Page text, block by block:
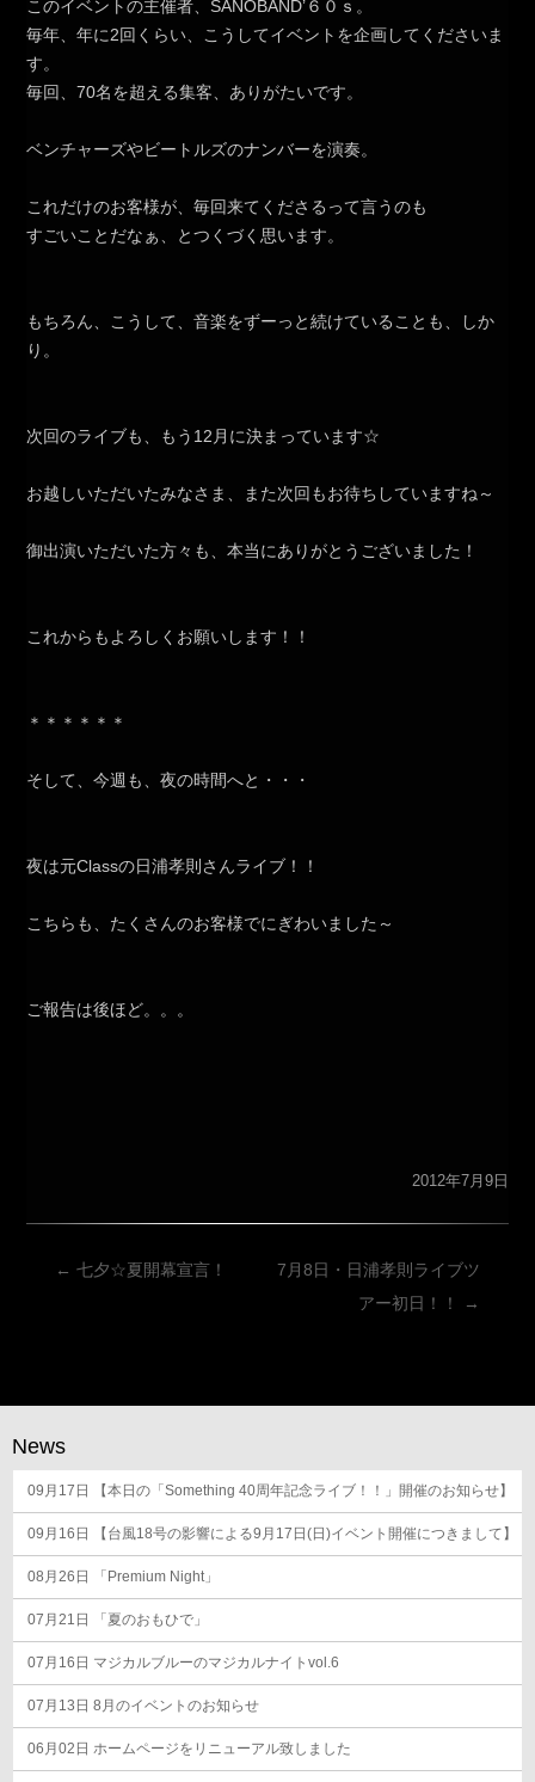
このイベントの主催者、SANOBAND’６０ｓ。
毎年、年に2回くらい、こうしてイベントを企画してくださいま
す。
毎回、70名を超える集客、ありがたいです。
ベンチャーズやビートルズのナンバーを演奏。
これだけのお客様が、毎回来てくださるって言うのも
すごいことだなぁ、とつくづく思います。
もちろん、こうして、音楽をずーっと続けていることも、しか
り。
次回のライブも、もう12月に決まっています☆
お越しいただいたみなさま、また次回もお待ちしていますね～
御出演いただいた方々も、本当にありがとうございました！
これからもよろしくお願いします！！
＊＊＊＊＊＊
そして、今週も、夜の時間へと・・・
夜は元Classの日浦孝則さんライブ！！
こちらも、たくさんのお客様でにぎわいました～
ご報告は後ほど。。。
2012年7月9日
投
ゲ
ー
シ
ョ
ン
← 七夕☆夏開幕宣言！
7月8日・日浦孝則ライブツ
アー初日！！
→
News
09月17日 【本日の「Something 40周年記念ライブ！！」開催のお知らせ】
09月16日 【台風18号の影響による9月17日(日)イベント開催につきまして】
08月26日 「Premium Night」
07月21日 「夏のおもひで」
07月16日 マジカルブルーのマジカルナイトvol.6
07月13日 8月のイベントのお知らせ
06月02日 ホームページをリニューアル致しました